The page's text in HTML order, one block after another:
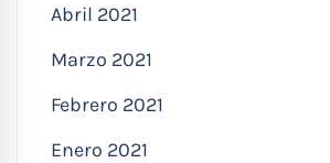
Abril 2021
Marzo 2021
Febrero 2021
Enero 2021